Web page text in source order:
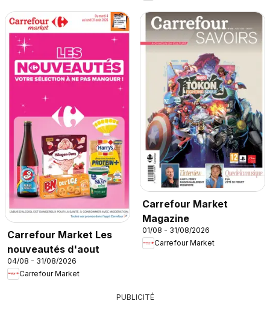
Carrefour Market Les
nouveautés d'aout
04/08 - 31/08/2026
Carrefour Market
Carrefour Market
Magazine
01/08 - 31/08/2026
Carrefour Market
PUBLICITÉ